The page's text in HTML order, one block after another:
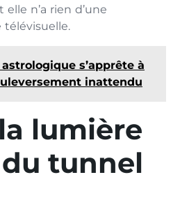
n’a rien d’une
télévisuelle.
s’apprête à
inattendu
lumière
tunnel